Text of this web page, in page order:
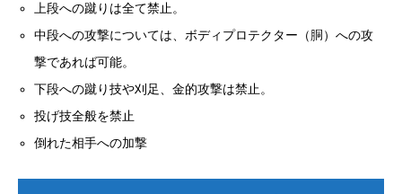
上段への蹴りは全て禁止。
中段への攻撃については、ボディプロテクター（胴）への攻
撃であれば可能。
下段への蹴り技や刈足、金的攻撃は禁止。
投げ技全般を禁止
倒れた相手への加撃